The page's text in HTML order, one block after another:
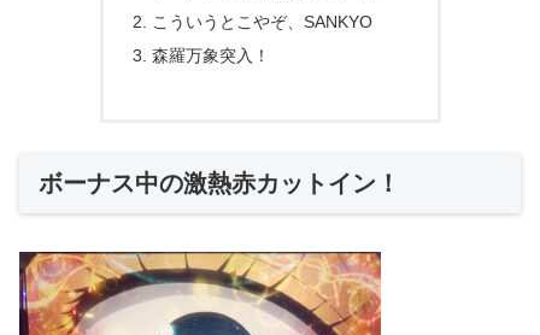
こういうとこやぞ、SANKYO
森羅万象突入！
ボーナス中の激熱赤カットイン！